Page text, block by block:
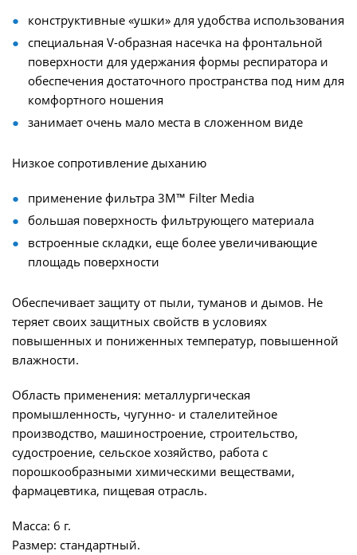
конструктивные «ушки» для удобства использования
специальная V-образная насечка на фронтальной
поверхности для удержания формы респиратора и
обеспечения достаточного пространства под ним для
комфортного ношения
занимает очень мало места в сложенном виде
Низкое сопротивление дыханию
применение фильтра 3М™ Filter Media
большая поверхность фильтрующего материала
встроенные складки, еще более увеличивающие
площадь поверхности
Обеспечивает защиту от пыли, туманов и дымов. Не
теряет своих защитных свойств в условиях
повышенных и пониженных температур, повышенной
влажности.
Область применения: металлургическая
промышленность, чугунно- и сталелитейное
производство, машиностроение, строительство,
судостроение, сельское хозяйство, работа с
порошкообразными химическими веществами,
фармацевтика, пищевая отрасль.
Масса: 6 г.
Размер: стандартный.